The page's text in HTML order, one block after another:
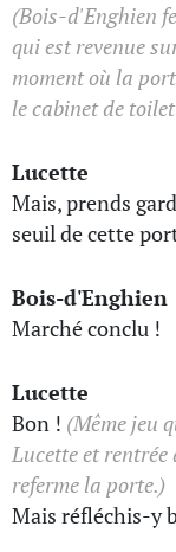
(Bois-d'Enghien
qui est revenue
moment où la
le cabinet de
Lucette
Mais, prends
seuil de cette
Bois-d'Enghien
Marché conclu !
Lucette
Bon ! (Même jeu
Lucette et
referme la porte.)
Mais réfléchis-y